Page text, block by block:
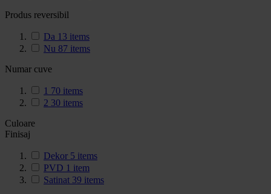
Produs reversibil
Da 13 items
Nu 87 items
Numar cuve
1 70 items
2 30 items
Culoare
Finisaj
Dekor 5 items
PVD 1 item
Satinat 39 items